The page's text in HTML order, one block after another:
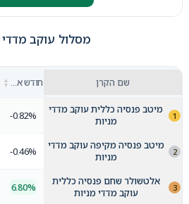
מסלול עוקב מדדי
שם הקרן ▲
▼
מיטב פנסיה כללית עוקב מדדי
מניות
-0.82%
מיטב פנסיה מקיפה עוקב מדדי
מניות
-0.46%
אלטשולר שחם פנסיה כללית
עוקב מדדי מניות
6.80%